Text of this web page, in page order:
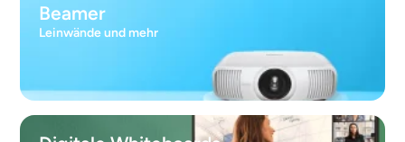
Beamer
Leinwände und mehr